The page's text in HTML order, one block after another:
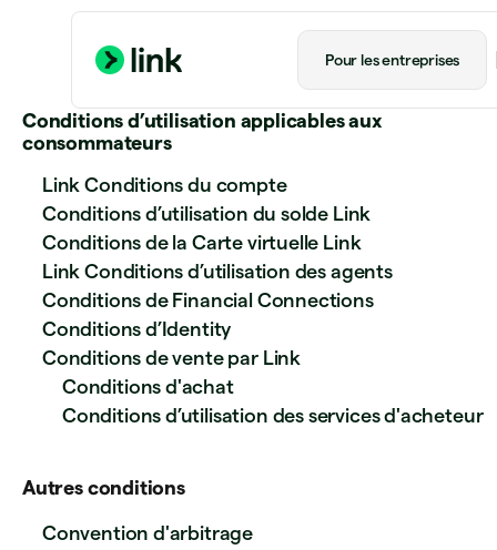
Pour les entreprises
Conditions d’utilisation applicables aux
consommateurs
Link Conditions du compte
Conditions d’utilisation du solde Link
Conditions de la Carte virtuelle Link
Link Conditions d’utilisation des agents
Conditions de Financial Connections
Conditions d’Identity
Conditions de vente par Link
Conditions d'achat
Conditions d’utilisation des services d'acheteur
Autres conditions
Convention d'arbitrage